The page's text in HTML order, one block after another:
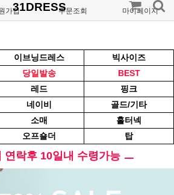
가입 주문조회 마이페이지
31DRESS
이브닝드레스
빅사이즈
당일발송
BEST
레드
핑크
네이비
골드/기타
소매
홀터넥
오프숄더 탑
연락후 10일내 수령가능 ㅡ